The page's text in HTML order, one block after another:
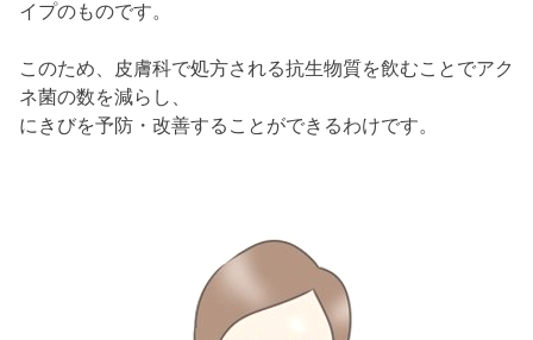
イプのものです。
このため、皮膚科で処方される抗生物質を飲むことでアク
ネ菌の数を減らし、
にきびを予防・改善することができるわけです。